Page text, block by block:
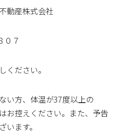
動産株式会社
７
ください。
い方、体温が37度以上の
お控えください。また、予告
ます。